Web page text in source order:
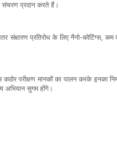
संचरण प्रदान करते हैं।
संक्षारण प्रतिरोध के लिए नैनो-
परीक्षण मानकों का पालन करके इनका
अभियान सुगम होंगे।